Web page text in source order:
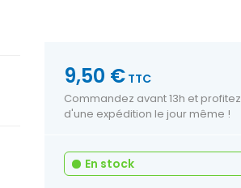
9,50 € TTC
Commandez avant 13h et profitez
d'une expédition le jour même !
En stock